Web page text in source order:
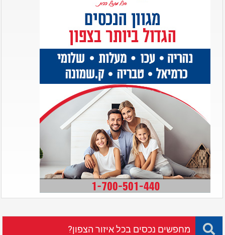
מחפשים נכסים בכל איזור הצפון?